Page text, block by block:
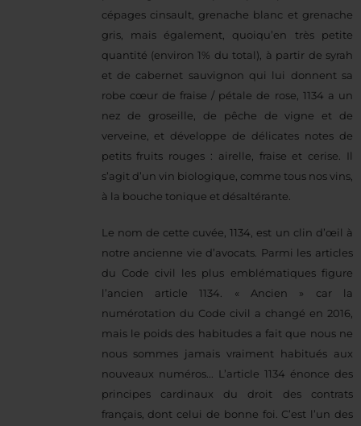
cépages cinsault, grenache blanc et grenache
gris, mais également, quoiqu’en très petite
quantité (environ 1% du total), à partir de syrah
et de cabernet sauvignon qui lui donnent sa
robe cœur de fraise / pétale de rose, 1134 a un
nez de groseille, de pêche de vigne et de
verveine, et développe de délicates notes de
petits fruits rouges : airelle, fraise et cerise. Il
s’agit d’un vin biologique, comme tous nos vins,
à la bouche tonique et désaltérante.
Le nom de cette cuvée, 1134, est un clin d’œil à
notre ancienne vie d’avocats. Parmi les articles
du Code civil les plus emblématiques figure
l’ancien article 1134. « Ancien » car la
numérotation du Code civil a changé en 2016,
mais le poids des habitudes a fait que nous ne
nous sommes jamais vraiment habitués aux
nouveaux numéros... L’article 1134 énonce des
principes cardinaux du droit des contrats
français, dont celui de bonne foi. C’est l’un des